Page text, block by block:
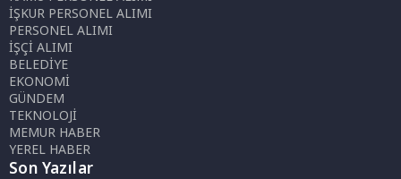
İŞKUR PERSONEL ALIMI
PERSONEL ALIMI
İŞÇİ ALIMI
BELEDİYE
EKONOMİ
GÜNDEM
TEKNOLOJİ
MEMUR HABER
YEREL HABER
Son Yazılar